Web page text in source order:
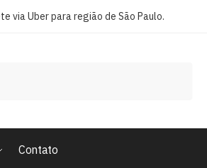
via Uber para região de São Paulo.
Contato